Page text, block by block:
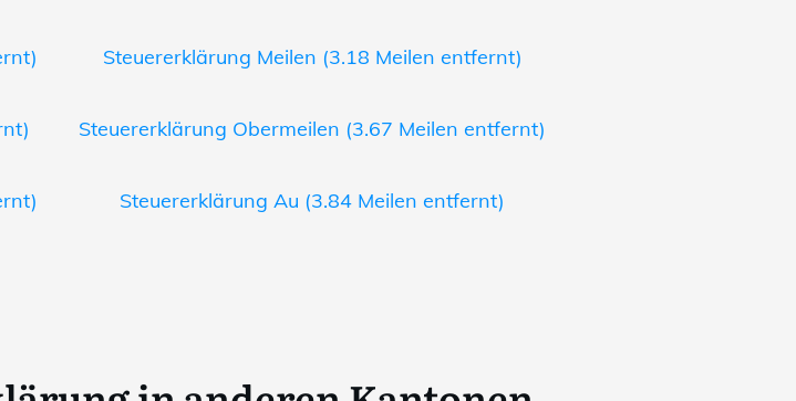
Steuererklärung Meilen (3.18 Meilen entfernt)
Steuererklärung Obermeilen (3.67 Meilen entfernt)
Steuererklärung Au (3.84 Meilen entfernt)